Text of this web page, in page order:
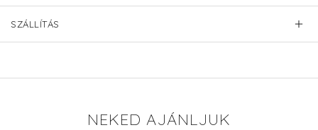
SZÁLLÍTÁS
NEKED AJÁNLJUK